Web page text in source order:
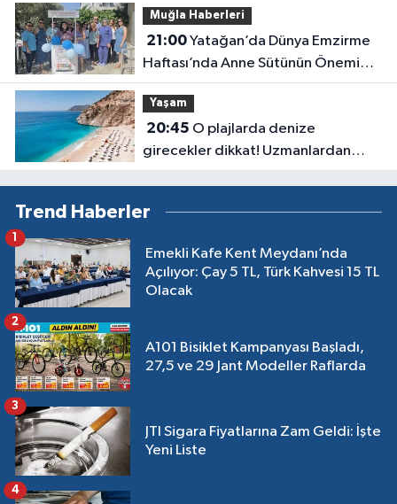
Muğla Haberleri
21:00Yatağan’da Dünya Emzirme
Haftası’nda Anne Sütünün Önemi
Anlatıldı
Yaşam
20:45
girecekler dikkat! Uzmanlardan
kirlilik uyarısı geldi
Trend Haberler
Emekli Kafe Kent Meydanı’nda
Açılıyor: Çay 5 TL, Türk Kahvesi 15 TL
Olacak
1
A101 Bisiklet Kampanyası Başladı,
27,5 ve 29 Jant Modeller Raflarda
2
JTI Sigara Fiyatlarına Zam Geldi: İşte
Yeni Liste
3
4